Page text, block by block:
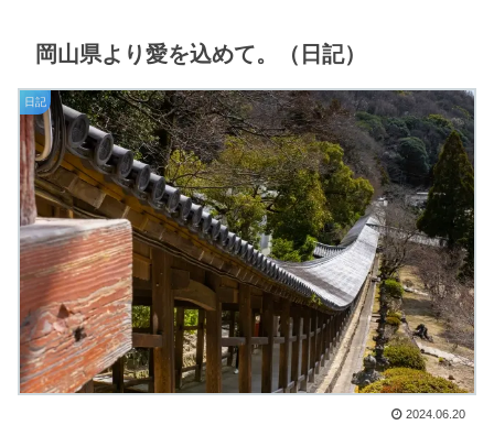
岡山県より愛を込めて。（日記）
日記
2024.06.20